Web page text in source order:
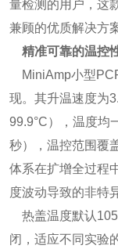
量检测的用户，这
兼顾的优质解决方
精准可靠的温控
MiniAmp小型
现。其升温速度为
99.9°C），温度均
秒），温控范围覆
体系在扩增全过程
度波动导致的非特
热盖温度默认
闭，适应不同实验